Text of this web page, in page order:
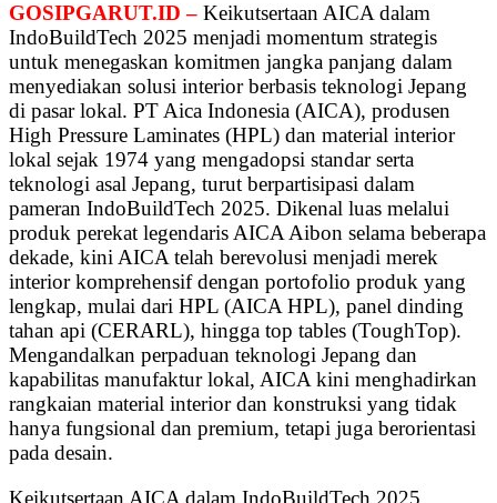
GOSIPGARUT.ID – Keikutsertaan AICA dalam
IndoBuildTech 2025 menjadi momentum strategis
untuk menegaskan komitmen jangka panjang dalam
menyediakan solusi interior berbasis teknologi Jepang
di pasar lokal. PT Aica Indonesia (AICA), produsen
High Pressure Laminates (HPL) dan material interior
lokal sejak 1974 yang mengadopsi standar serta
teknologi asal Jepang, turut berpartisipasi dalam
pameran IndoBuildTech 2025. Dikenal luas melalui
produk perekat legendaris AICA Aibon selama beberapa
dekade, kini AICA telah berevolusi menjadi merek
interior komprehensif dengan portofolio produk yang
lengkap, mulai dari HPL (AICA HPL), panel dinding
tahan api (CERARL), hingga top tables (ToughTop).
Mengandalkan perpaduan teknologi Jepang dan
kapabilitas manufaktur lokal, AICA kini menghadirkan
rangkaian material interior dan konstruksi yang tidak
hanya fungsional dan premium, tetapi juga berorientasi
pada desain.